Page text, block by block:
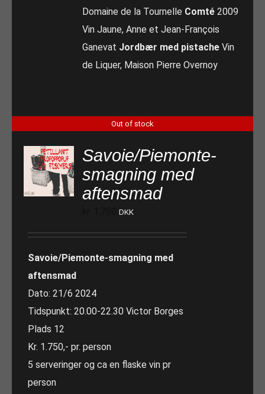
Domaine de la Tournelle Comté 2009
Vin Jaune, Anne et Jean-François
Ganevat Jordbær med pistache Vin
de Liquer, Maison Pierre Overnoy
Out of stock
Savoie/Piemonte-
smagning med
aftensmad
DKK
Savoie/Piemonte-smagning med
aftensmad
Dato: 21/6 2024
Tidspunkt: 20.00-22.30 Victor Borges
Plads 12
Kr. 1.750,- pr. person
5 serveringer og ca en flaske vin pr
person